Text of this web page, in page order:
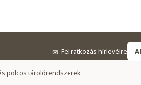
✉ Feliratkozás hírlevélre
polcos tárolórendszerek